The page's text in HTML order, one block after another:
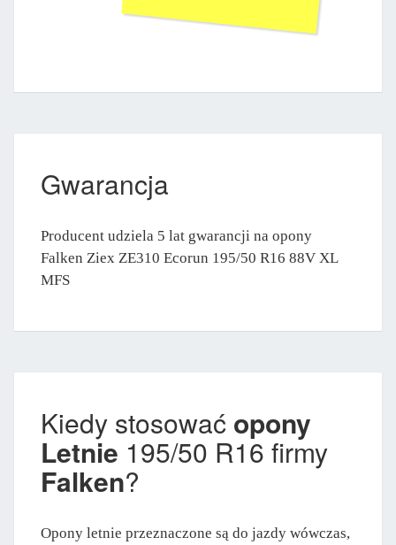
Gwarancja
Producent udziela 5 lat gwarancji na opony
Falken Ziex ZE310 Ecorun 195/50 R16 88V XL
MFS
Kiedy stosować opony
Letnie 195/50 R16 firmy
Falken?
Opony letnie przeznaczone są do jazdy wówczas,